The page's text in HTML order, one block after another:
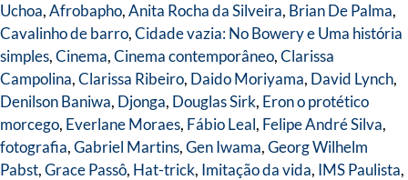
Uchoa,Afrobapho,Anita Rocha da Silveira, Brian De Palma,
Cavalinho de barro,Cidade vazia: No Bowery e Uma história
simples,Cinema,Cinema contemporâneo,Clarissa
Campolina,Clarissa Ribeiro, Daido Moriyama, David Lynch,
Denilson Baniwa, Djonga, Douglas Sirk, Eron o protético
morcego, Everlane Moraes, Fábio Leal, Felipe André Silva,
fotografia,Gabriel Martins,Gen Iwama,Georg Wilhelm
Pabst,Grace Passô, Hat-trick, Imitação da vida, IMS Paulista,